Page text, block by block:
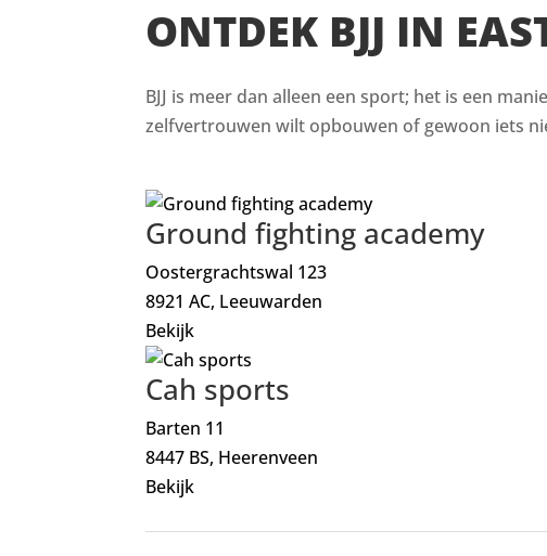
ONTDEK BJJ IN
BJJ is meer dan alleen een sport; het is een
zelfvertrouwen wilt opbouwen of gewoon iets
Ground fighting academy
Oostergrachtswal 123
8921 AC, Leeuwarden
Bekijk
Cah sports
Barten 11
8447 BS, Heerenveen
Bekijk